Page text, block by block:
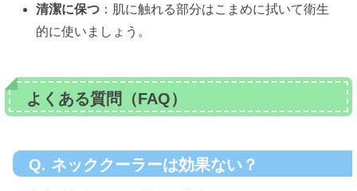
清潔に保つ ：肌に触れる部分はこまめに拭いて衛生
的に使いましょう。
よくある質問（FAQ）
Q. ネッククーラーは効果ない？